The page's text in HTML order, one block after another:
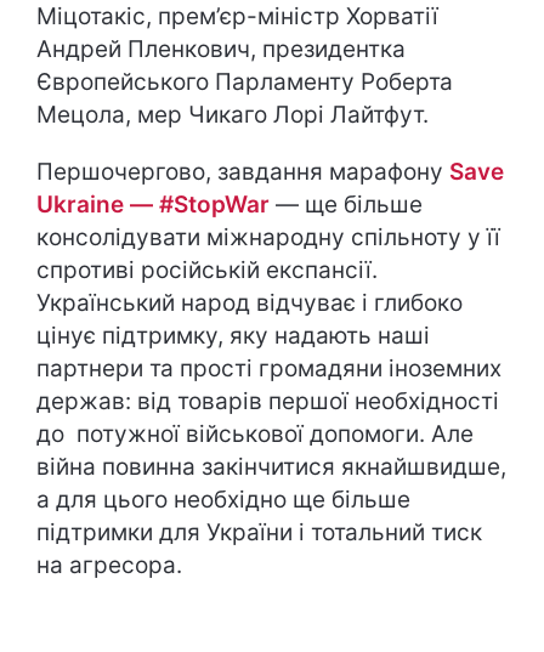
Міцотакіс, прем’єр-міністр Хорватії
Андрей Пленкович, президентка
Європейського Парламенту Роберта
Мецола, мер Чикаго Лорі Лайтфут.
Першочергово, завдання марафону Save
Ukraine — #StopWar — ще більше
консолідувати міжнародну спільноту у її
спротиві російській експансії.
Український народ відчуває і глибоко
цінує підтримку, яку надають наші
партнери та прості громадяни іноземних
держав: від товарів першої необхідності
до потужної військової допомоги. Але
війна повинна закінчитися якнайшвидше,
а для цього необхідно ще більше
підтримки для України і тотальний тиск
на агресора.